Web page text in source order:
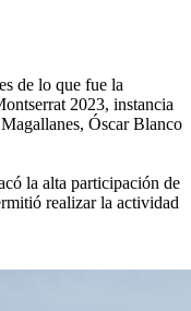
de lo que fue la
2023, instancia
Óscar Blanco
la alta participación de
realizar la actividad